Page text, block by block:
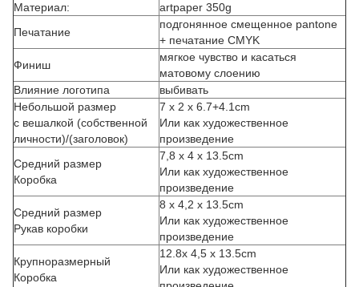
Материал:
artpaper 350g
Печатание
подгонянное смещенное pantone
+ печатание CMYK
Финиш
мягкое чувство и касаться
матовому слоению
Влияние логотипа
выбивать
Небольшой размер
с вешалкой (собственной
личности)/(заголовок)
7 x 2 x 6.7+4.1cm
Или как художественное
произведение
Средний размер
Коробка
7,8 x 4 x 13.5cm
Или как художественное
произведение
Средний размер
Рукав коробки
8 x 4,2 x 13.5cm
Или как художественное
произведение
Крупноразмерный
Коробка
12.8x 4,5 x 13.5cm
Или как художественное